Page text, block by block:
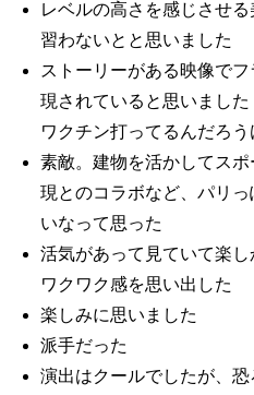
レベルの高さを感じさせ
習わないとと思いました
ストーリーがある映像で
現されていると思いました
ワクチン打ってるんだろ
素敵。建物を活かしてス
現とのコラボなど、パリ
いなって思った
活気があって見ていて楽
ワクワク感を思い出した
楽しみに思いました
派手だった
演出はクールでしたが、